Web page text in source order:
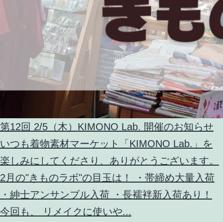
第12回 2/5（木）KIMONO Lab. 開催のお知らせ
いつも着物素材マーケット「KIMONO Lab.」を
楽しみにしてくださり、ありがとうございます。
2月の"きものラボ"の目玉は！ ・帯締め大量入荷
・紳士アンサンブル入荷 ・長襦袢新入荷あり！
今回も、 リメイクに使いや...